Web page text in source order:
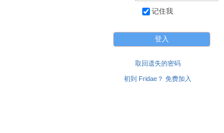
记住我
取回遗失的密码
初到 Fridae？ 免费加入